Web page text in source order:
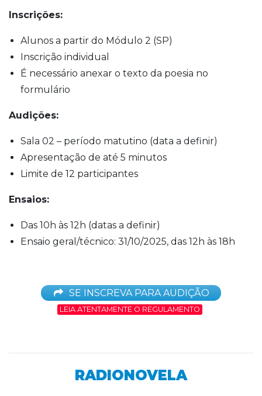
Inscrições:
Alunos a partir do Módulo 2 (SP)
Inscrição individual
É necessário anexar o texto da poesia no
formulário
Audições:
Sala 02 – período matutino (data a definir)
Apresentação de até 5 minutos
Limite de 12 participantes
Ensaios:
Das 10h às 12h (datas a definir)
Ensaio geral/técnico: 31/10/2025, das 12h às 18h
SE INSCREVA PARA AUDIÇÃO
LEIA ATENTAMENTE O REGULAMENTO
RADIONOVELA